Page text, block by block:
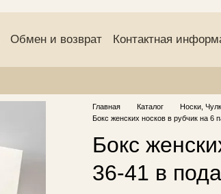
Обмен и возврат Контактная
Главная Каталог Носки,
Бокс женских носков в рубчик на 6
Бокс
36-41 в